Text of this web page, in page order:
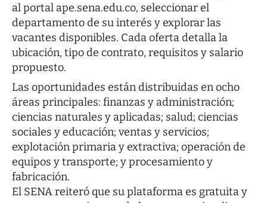
alportal ape.sena.edu.co, seleccionar el
departamento de su interés y explorar las
vacantes disponibles. Cada oferta detalla la
ubicación, tipo de contrato, requisitos y salario
propuesto.
Las oportunidades están distribuidas en ocho
áreas principales: finanzas y administración;
ciencias naturales y aplicadas; salud; ciencias
sociales y educación; ventas y servicios;
explotación primaria y extractiva; operación de
equipos y transporte; y procesamiento y
fabricación.
El SENA reiteró que su plataforma es gratuita y